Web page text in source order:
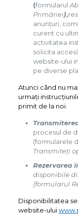
(formularul
Primăriei),
anunțuri,
curent cu
activitatea
solicita
website-ului
pe diverse
Atunci când nu
urmați
primit de la noi.
procesul de
(formularele
Transmiteți
Rezervarea
disponibile
(formularul
Disponibilitatea
website-ului